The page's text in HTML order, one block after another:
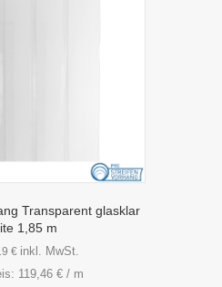
Transparent glasklar
1,85 m
€ inkl. MwSt.
119,46 €/ m